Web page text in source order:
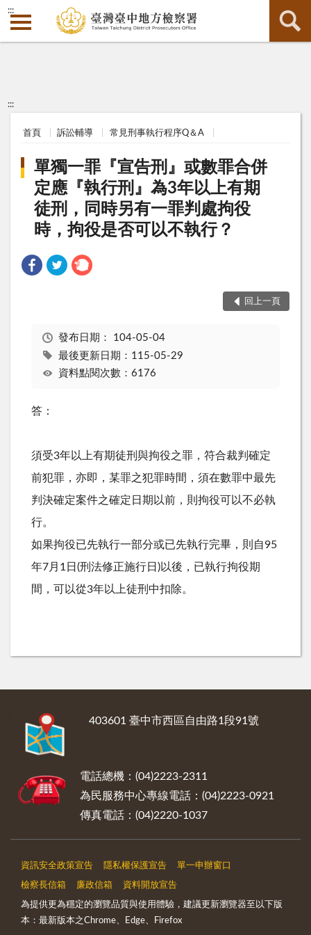
:::
:::
首頁 訴訟輔導 常見刑事執行程序Q＆A
單獨一罪『宣告刑』或數罪合併
定應『執行刑』為3年以上有期
徒刑，同時另有一罪判處拘役
時，拘役是否可以不執行？
回上一頁
發布日期： 104-05-04
最後更新日期：115-05-29
資料點閱次數：6176
答：
須受3年以上有期徒刑與拘役之罪，符合裁判確定
前犯罪，亦即，某罪之犯罪時間，須在數罪中最先
判決確定案件之確定日期以前，則拘役可以不必執
行。
如果拘役已先執行一部分或已先執行完畢，則自95
年7月1日(刑法修正施行日)以後，已執行拘役期
間，可以從3年以上徒刑中扣除。
403601 臺中市西區自由路1段91號
電話總機：(04)2223-2311
為民服務中心專線電話：(04)2223-0921
傳真電話：(04)2220-1037
資訊安全政策宣告 隱私權保護宣告 單一申辦窗口
檢察長信箱 廉政信箱 資料開放宣告
為提供更為穩定的瀏覽品質與使用體驗，建議更新瀏覽器至以下版
本：最新版本之Chrome、Edge、Firefox